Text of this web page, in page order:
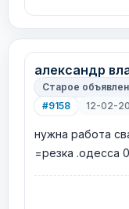
александр
Старое
#9158
12-02-
нужна работа
=резка .одесса